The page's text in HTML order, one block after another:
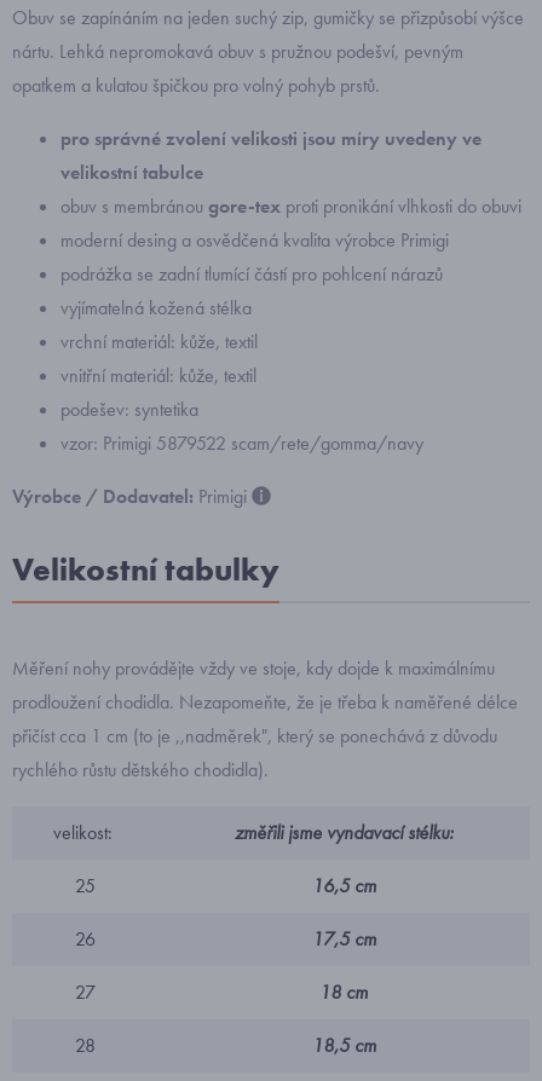
Obuv se zapínáním na jeden suchý zip, gumičky se přizpůsobí výšce
nártu. Lehká nepromokavá obuv s pružnou podešví, pevným
opatkem a kulatou špičkou pro volný pohyb prstů.
pro správné zvolení velikosti jsou míry uvedeny ve
velikostní tabulce
obuv s membránougore-tex proti pronikání vlhkosti do obuvi
moderní desing a osvědčená kvalita výrobce Primigi
podrážka se zadní tlumící částí pro pohlcení nárazů
vyjímatelná kožená stélka
vrchní materiál: kůže, textil
vnitřní materiál: kůže, textil
podešev: syntetika
vzor: Primigi 5879522 scam/rete/gomma/navy
Výrobce / Dodavatel: Primigi
Velikostní tabulky
Měření nohy provádějte vždy ve stoje, kdy dojde k maximálnímu
prodloužení chodidla. Nezapomeňte, že je třeba k naměřené délce
přičíst cca 1 cm (to je ,,nadměrek", který se ponechává z důvodu
rychlého růstu dětského chodidla).
velikost: změřili jsme vyndavací stélku:
25 16,5 cm
26 17,5 cm
27 18 cm
28 18,5 cm